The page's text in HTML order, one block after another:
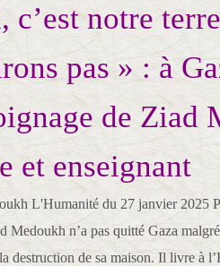
c’est notre
pas » : à
de Ziad
et enseignant
L'Humanité du 27 janvier 2025
Medoukh n’a pas quitté Gaza
destruction de sa maison. Il livre à